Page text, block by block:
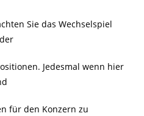
Sie das Wechselspiel
Jedesmal wenn hier
für den Konzern zu